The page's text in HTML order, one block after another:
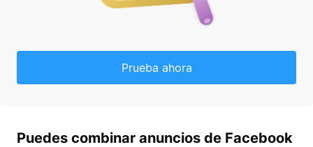
Prueba ahora
Puedes combinar anuncios de Facebook